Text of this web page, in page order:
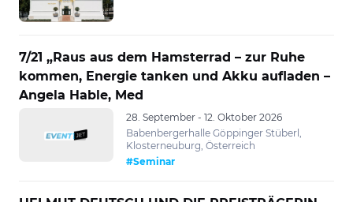
7/21 „Raus aus dem Hamsterrad – zur Ruhe
kommen, Energie tanken und Akku aufladen –
Angela Hable, Med
28. September - 12. Oktober 2026
Babenbergerhalle Göppinger Stüberl,
Klosterneuburg, Österreich
#Seminar